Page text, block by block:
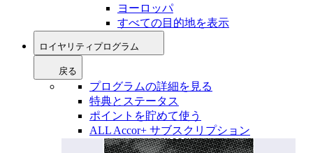
ヨーロッパ
すべての目的地を表示
ロイヤリティプログラム
戻る
プログラムの詳細を見る
特典とステータス
ポイントを貯めて使う
ALL Accor+ サブスクリプション